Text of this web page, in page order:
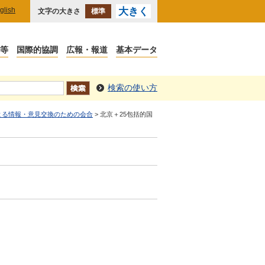
文字の大きさ 標準 大きく
検索の使い方
情報・意見交換のための会合 > 北京＋25包括的国